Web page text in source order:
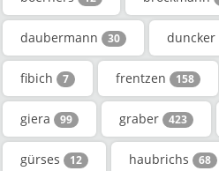
daubermann 30 duncker
fibich 7 frentzen 158
giera 99 graber 423
gürses 12 haubrichs 68